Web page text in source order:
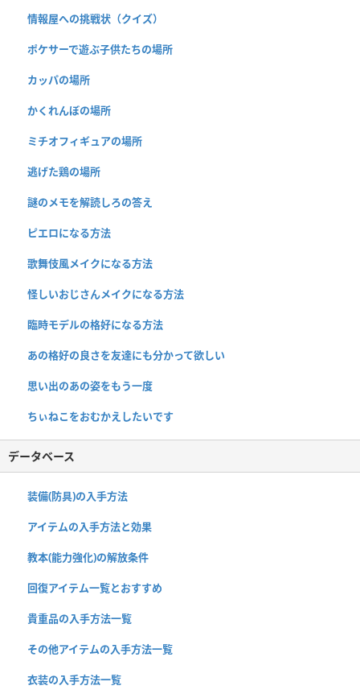
情報屋への挑戦状（クイズ）
ポケサーで遊ぶ子供たちの場所
カッパの場所
かくれんぼの場所
ミチオフィギュアの場所
逃げた鶏の場所
謎のメモを解読しろの答え
ピエロになる方法
歌舞伎風メイクになる方法
怪しいおじさんメイクになる方法
臨時モデルの格好になる方法
あの格好の良さを友達にも分かって欲しい
思い出のあの姿をもう一度
ちぃねこをおむかえしたいです
データベース
装備(防具)の入手方法
アイテムの入手方法と効果
教本(能力強化)の解放条件
回復アイテム一覧とおすすめ
貴重品の入手方法一覧
その他アイテムの入手方法一覧
衣装の入手方法一覧